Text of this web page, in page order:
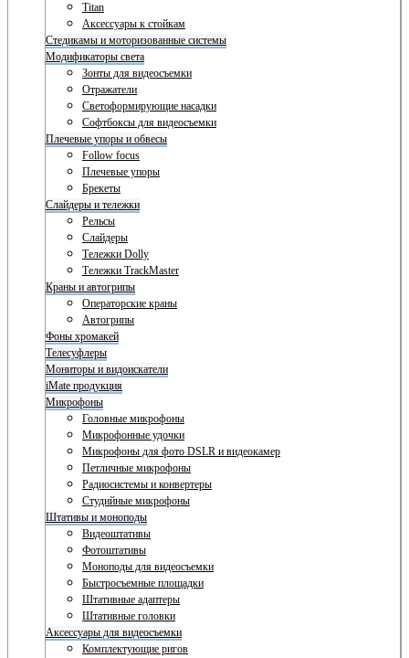
Titan
Аксессуары к стойкам
Стедикамы и моторизованные системы
Модификаторы света
Зонты для видеосъемки
Отражатели
Светоформирующие насадки
Софтбоксы для видеосъемки
Плечевые упоры и обвесы
Follow focus
Плечевые упоры
Брекеты
Слайдеры и тележки
Рельсы
Слайдеры
Тележки Dolly
Тележки TrackMaster
Краны и автогрипы
Операторские краны
Автогрипы
Фоны хромакей
Телесуфлеры
Мониторы и видоискатели
iMate продукция
Микрофоны
Головные микрофоны
Микрофонные удочки
Микрофоны для фото DSLR и видеокамер
Петличные микрофоны
Радиосистемы и конвертеры
Студийные микрофоны
Штативы и моноподы
Видеоштативы
Фотоштативы
Моноподы для видеосъемки
Быстросъемные площадки
Штативные адаптеры
Штативные головки
Аксессуары для видеосъемки
Комплектующие ригов